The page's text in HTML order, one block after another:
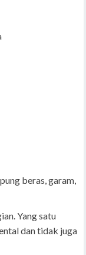
beras, garam,
Yang satu
dan tidak juga